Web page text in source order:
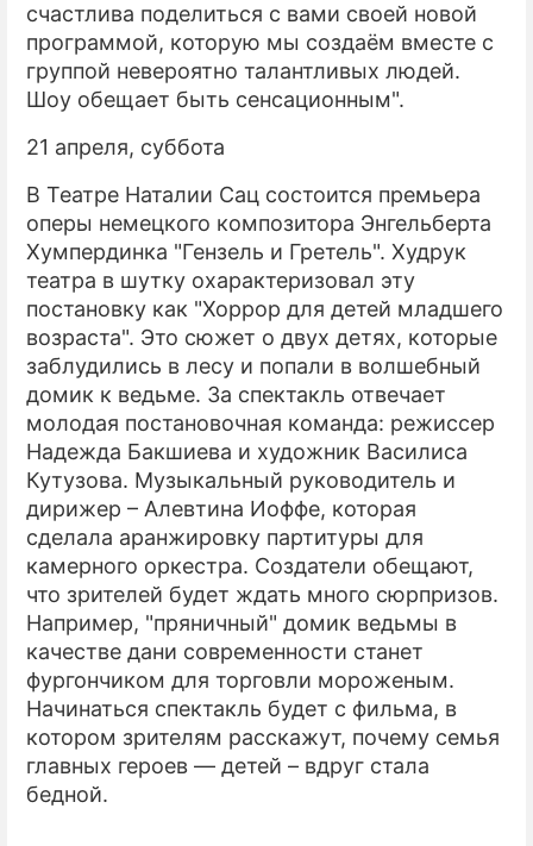
счастлива поделиться с вами своей новой
программой, которую мы создаём вместе с
группой невероятно талантливых людей.
Шоу обещает быть сенсационным".
21 апреля, суббота
В Театре Наталии Сац состоится премьера
оперы немецкого композитора Энгельберта
Хумпердинка "Гензель и Гретель". Худрук
театра в шутку охарактеризовал эту
постановку как "Хоррор для детей младшего
возраста". Это сюжет о двух детях, которые
заблудились в лесу и попали в волшебный
домик к ведьме. За спектакль отвечает
молодая постановочная команда: режиссер
Надежда Бакшиева и художник Василиса
Кутузова. Музыкальный руководитель и
дирижер – Алевтина Иоффе, которая
сделала аранжировку партитуры для
камерного оркестра. Создатели обещают,
что зрителей будет ждать много сюрпризов.
Например, "пряничный" домик ведьмы в
качестве дани современности станет
фургончиком для торговли мороженым.
Начинаться спектакль будет с фильма, в
котором зрителям расскажут, почему семья
главных героев — детей – вдруг стала
бедной.